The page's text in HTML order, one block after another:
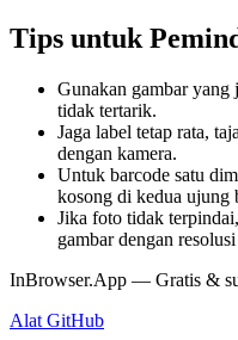
Tips untuk
Gunakan gambar yang
tidak tertarik.
Jaga label tetap rata,
dengan kamera.
Untuk barcode satu
kosong di kedua ujung
Jika foto tidak
gambar dengan
InBrowser.App — Gratis &
Alat GitHub